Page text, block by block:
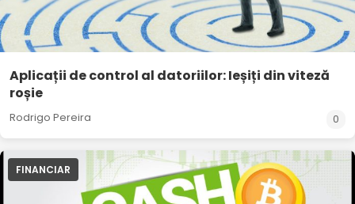
Aplicații de control al datoriilor: Ieșiți din viteză
roșie
Rodrigo Pereira 0
FINANCIAR